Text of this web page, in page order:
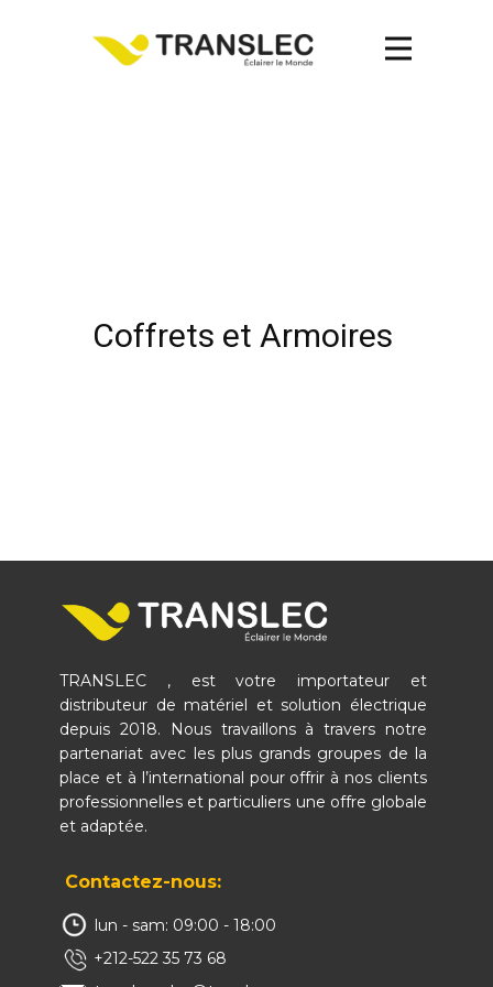
Coffrets et Armoires
Contactez-nous:
lun - sam: 09:00 - 18:00
+212-522 35 73 68
TRANSLEC , est votre importateur et
distributeur de matériel et solution électrique
depuis 2018. Nous travaillons à travers notre
partenariat avec les plus grands groupes de la
place et à l’international pour offrir à nos clients
professionnelles et particuliers une offre globale
et adaptée.